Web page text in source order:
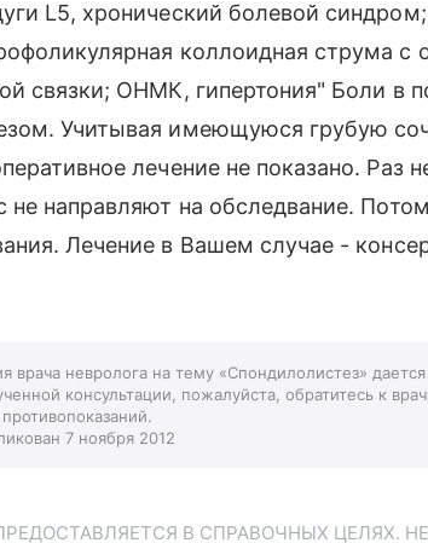
L5, хронический болевой
коллоидная струма с
связки; ОНМК, гипертония" Боли в
Учитывая имеющуюся грубую
лечение не показано. Раз
не направляют на обследвание.
Лечение в Вашем случае -
врача невролога на тему «Cпондилолистез»
консультации, пожалуйста, обратитесь к
7 ноября 2012
В СПРАВОЧНЫХ ЦЕЛЯХ.